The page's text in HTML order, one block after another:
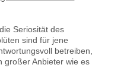
Seriosität des
sind für jene
betreiben,
großer Anbieter wie es